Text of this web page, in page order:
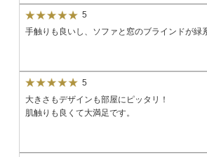
5
手触りも良いし、ソファと窓のブラインドが緑
5
大きさもデザインも部屋にピッタリ！
肌触りも良くて大満足です。